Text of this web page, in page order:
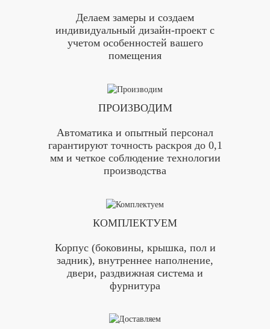
Делаем замеры и создаем
индивидуальный дизайн-проект с
учетом особенностей вашего
помещения
ПРОИЗВОДИМ
Автоматика и опытный персонал
гарантируют точность раскроя до 0,1
мм и четкое соблюдение технологии
производства
КОМПЛЕКТУЕМ
Корпус (боковины, крышка, пол и
задник), внутреннее наполнение,
двери, раздвижная система и
фурнитура